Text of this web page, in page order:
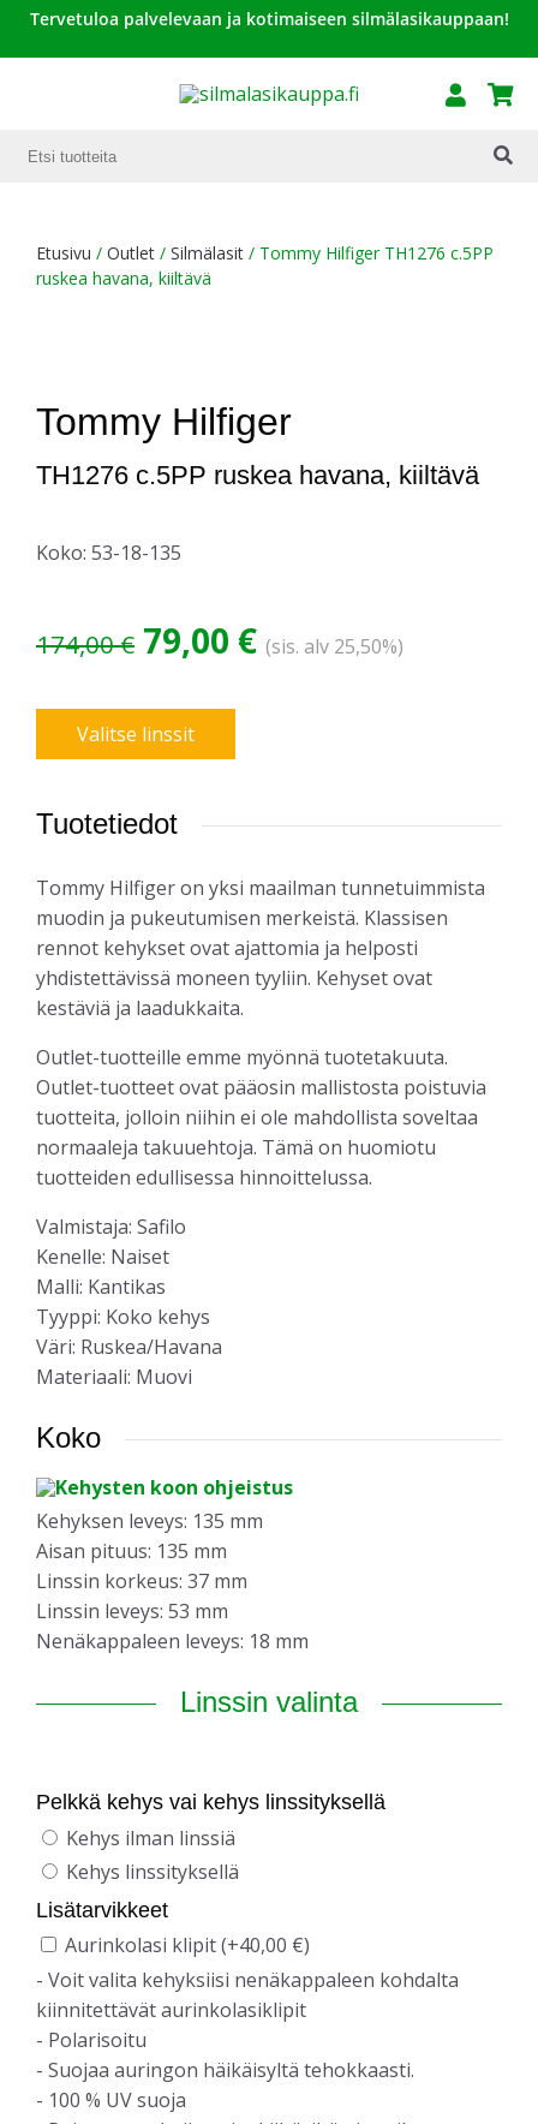
Tervetuloa palvelevaan ja kotimaiseen silmälasikauppaan!
Etusivu / Outlet / Silmälasit / Tommy Hilfiger TH1276 c.5PP
ruskea havana, kiiltävä
Tommy Hilfiger
TH1276 c.5PP ruskea havana, kiiltävä
Koko: 53-18-135
174,00€ Alkuperäinen
oli:
79,00 €Nykyinen
(sis. alv 25,50%)
Valitse linssit
Tuotetiedot
Tommy Hilfiger on yksi maailman tunnetuimmista
muodin ja pukeutumisen merkeistä. Klassisen
rennot kehykset ovat ajattomia ja helposti
yhdistettävissä moneen tyyliin. Kehyset ovat
kestäviä ja laadukkaita.
Outlet-tuotteille emme myönnä tuotetakuuta.
Outlet-tuotteet ovat pääosin mallistosta poistuvia
tuotteita, jolloin niihin ei ole mahdollista soveltaa
normaaleja takuuehtoja. Tämä on huomiotu
tuotteiden edullisessa hinnoittelussa.
Valmistaja: Safilo
Kenelle: Naiset
Malli: Kantikas
Tyyppi: Koko kehys
Väri: Ruskea/Havana
Materiaali: Muovi
Koko
Kehyksen leveys: 135 mm
Aisan pituus: 135 mm
Linssin korkeus: 37 mm
Linssin leveys: 53 mm
Nenäkappaleen leveys: 18 mm
Linssin valinta
Pelkkä kehys vai kehys linssityksellä
Kehys ilman linssiä
Kehys linssityksellä
Lisätarvikkeet
Aurinkolasi klipit(+40,00 €)
- Voit valita kehyksiisi nenäkappaleen kohdalta
kiinnitettävät aurinkolasiklipit
- Polarisoitu
- Suojaa auringon häikäisyltä tehokkaasti.
- 100 % UV suoja